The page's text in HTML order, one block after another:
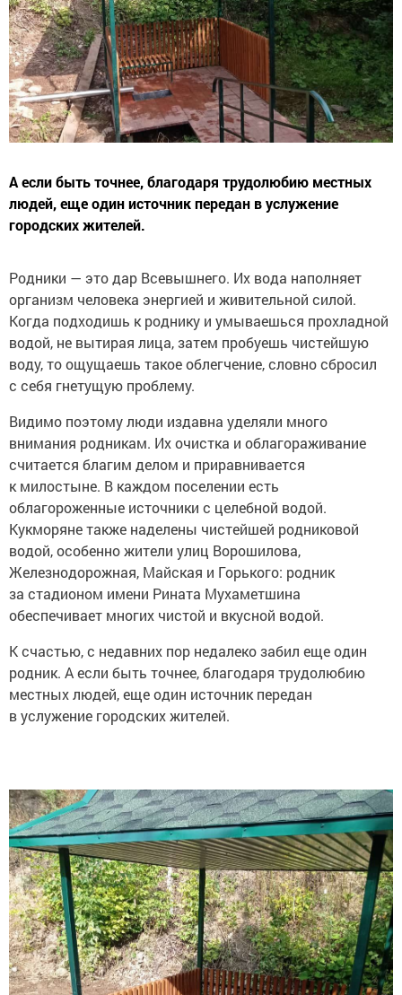
А если быть точнее, благодаря трудолюбию местных
людей, еще один источник передан в услужение
городских жителей.
Родники — это дар Всевышнего. Их вода наполняет
организм человека энергией и живительной силой.
Когда подходишь к роднику и умываешься прохладной
водой, не вытирая лица, затем пробуешь чистейшую
воду, то ощущаешь такое облегчение, словно сбросил
с себя гнетущую проблему.
Видимо поэтому люди издавна уделяли много
внимания родникам. Их очистка и облагораживание
считается благим делом и приравнивается
к милостыне. В каждом поселении есть
облагороженные источники с целебной водой.
Кукморяне также наделены чистейшей родниковой
водой, особенно жители улиц Ворошилова,
Железнодорожная, Майская и Горького: родник
за стадионом имени Рината Мухаметшина
обеспечивает многих чистой и вкусной водой.
К счастью, с недавних пор недалеко забил еще один
родник. А если быть точнее, благодаря трудолюбию
местных людей, еще один источник передан
в услужение городских жителей.